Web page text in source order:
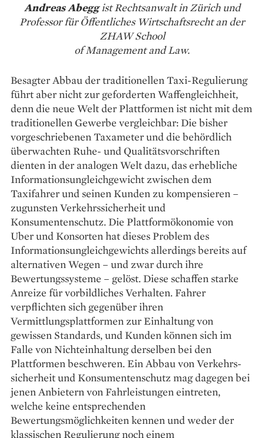
Andreas Abeggist Rechtsanwalt in Zürich und
Professor für Öffentliches Wirtschaftsrecht an der
ZHAW School
of Management and Law.
Besagter Abbau der traditionellen Taxi-Regulierung
führt aber nicht zur geforderten Waffengleichheit,
denn die neue Welt der Plattformen ist nicht mit dem
traditionellen Gewerbe vergleichbar: Die bisher
vorgeschriebenen Taxameter und die behördlich
überwachten Ruhe- und Qualitätsvorschriften
dienten in der analogen Welt dazu, das erhebliche
Informationsungleichgewicht zwischen dem
Taxifahrer und seinen Kunden zu kompensieren –
zugunsten Verkehrssicherheit und
Konsumentenschutz. Die Plattformökonomie von
Uber und Konsorten hat dieses Problem des
Informationsungleichgewichts allerdings bereits auf
alternativen Wegen – und zwar durch ihre
Bewertungssysteme – gelöst. Diese schaffen starke
Anreize für vorbildliches Verhalten. Fahrer
verpflichten sich gegenüber ihren
Vermittlungsplattformen zur Einhaltung von
gewissen Standards, und Kunden können sich im
Falle von Nichteinhaltung derselben bei den
Plattformen beschweren. Ein Abbau von Verkehrs­
sicherheit und Konsumentenschutz mag dagegen bei
jenen Anbietern von Fahrleistungen eintreten,
welche keine entsprechenden
Bewertungsmöglichkeiten kennen und weder der
klassischen Regulierung noch einem